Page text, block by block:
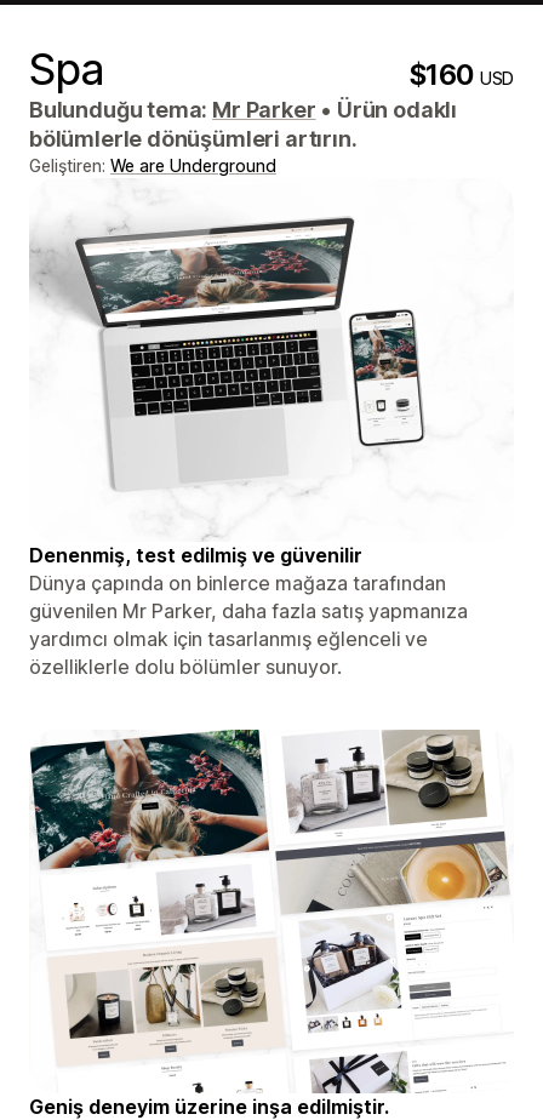
Spa $160USD
Bulunduğu tema: Mr Parker • Ürün odaklı
bölümlerle dönüşümleri artırın.
Geliştiren: We are Underground
Denenmiş, test edilmiş ve güvenilir
Dünya çapında on binlerce mağaza tarafından
güvenilen Mr Parker, daha fazla satış yapmanıza
yardımcı olmak için tasarlanmış eğlenceli ve
özelliklerle dolu bölümler sunuyor.
Geniş deneyim üzerine inşa edilmiştir.